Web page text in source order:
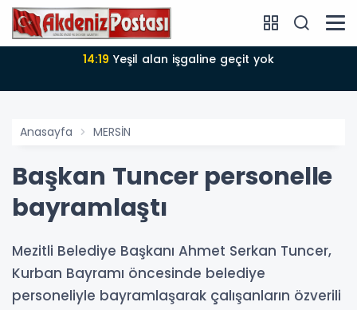
Anasayfa MERSİN
Başkan Tuncer personelle
bayramlaştı
Mezitli Belediye Başkanı Ahmet Serkan Tuncer,
Kurban Bayramı öncesinde belediye
personeliyle bayramlaşarak çalışanların özverili